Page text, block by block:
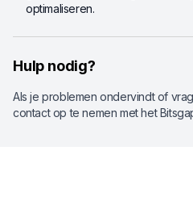
optimaliseren.
Hulp nodig?
Als je problemen ondervindt of
contact op te nemen met het